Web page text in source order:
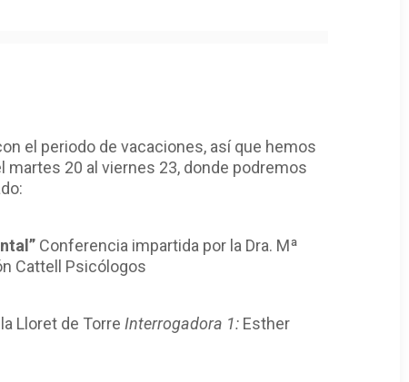
el periodo de vacaciones, así que hemos
20 al viernes 23, donde podremos
Conferencia impartida por la Dra. Mª
Cattell Psicólogos
Lloret de Torre Interrogadora 1: Esther